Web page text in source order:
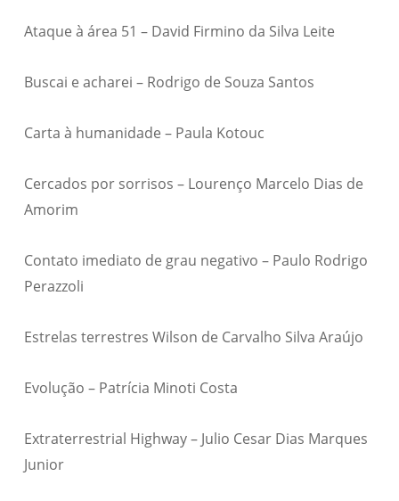
Ataque à área 51 – David Firmino da Silva Leite
Buscai e acharei – Rodrigo de Souza Santos
Carta à humanidade – Paula Kotouc
Cercados por sorrisos – Lourenço Marcelo Dias de
Amorim
Contato imediato de grau negativo – Paulo Rodrigo
Perazzoli
Estrelas terrestres Wilson de Carvalho Silva Araújo
Evolução – Patrícia Minoti Costa
Extraterrestrial Highway – Julio Cesar Dias Marques
Junior